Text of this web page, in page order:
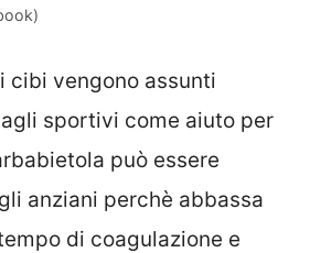
cibi vengono assunti
sportivi come aiuto per
può essere
anziani perchè abbassa
di coagulazione e